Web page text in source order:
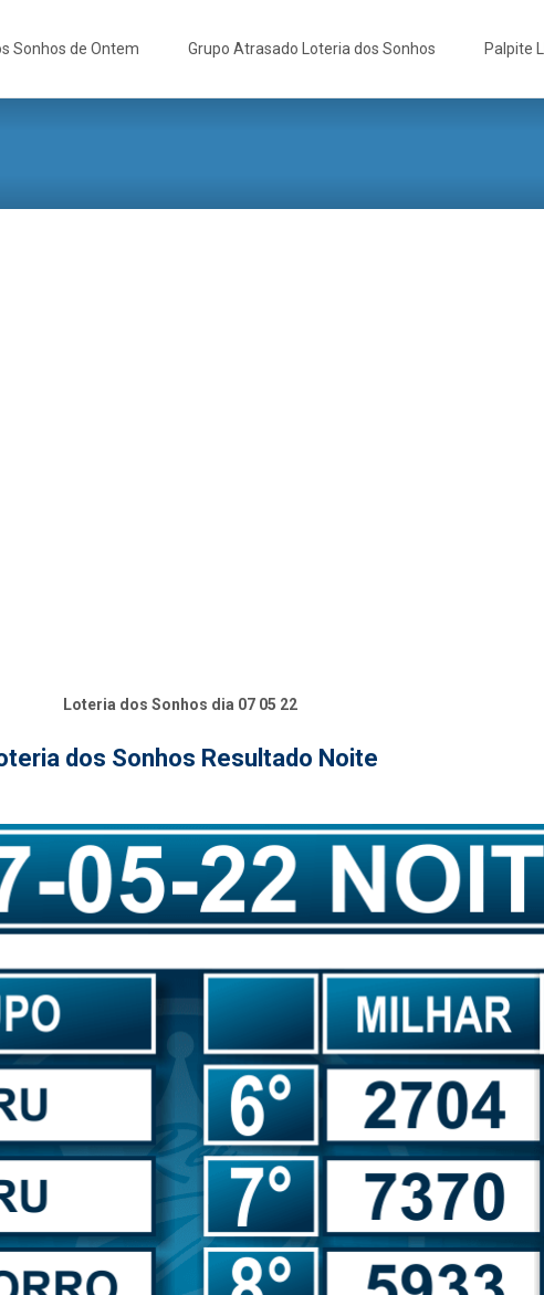
Sonhos de Ontem Grupo Atrasado Loteria dos Sonhos Palpite
Loteria dos Sonhos dia 07 05 22
dos Sonhos Resultado Noite